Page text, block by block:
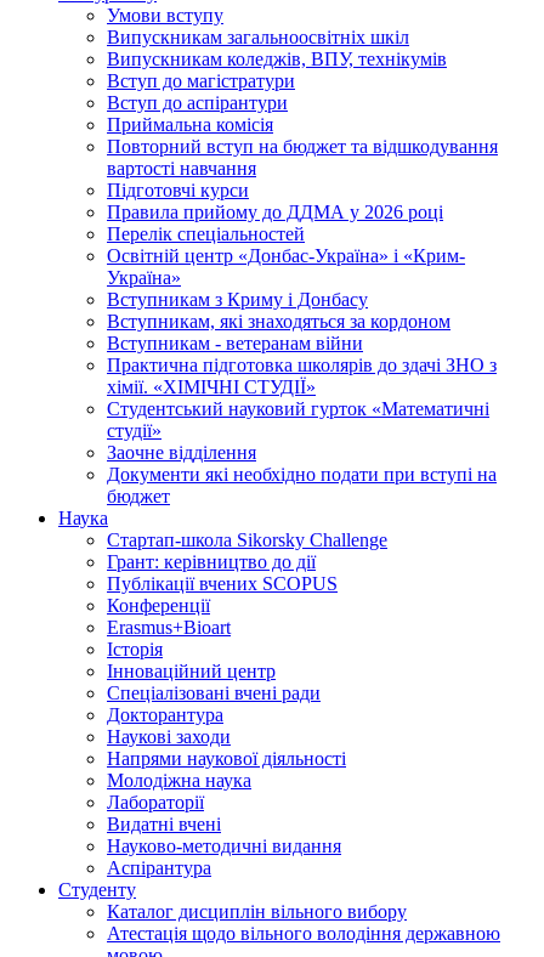
Умови вступу
Випускникам загальноосвітніх шкіл
Випускникам коледжів, ВПУ, технікумів
Вступ до магістратури
Вступ до аспірантури
Приймальна комісія
Повторний вступ на бюджет та відшкодування
вартості навчання
Підготовчі курси
Правила прийому до ДДМА у 2026 році
Перелік спеціальностей
Освітній центр «Донбас-Україна» і «Крим-
Україна»
Вступникам з Криму і Донбасу
Вступникам, які знаходяться за кордоном
Вступникам - ветеранам війни
Практична підготовка школярів до здачі ЗНО з
хімії. «ХІМІЧНІ СТУДІЇ»
Студентський науковий гурток «Математичні
студії»
Заочне відділення
Документи які необхідно подати при вступі на
бюджет
Наука
Стартап-школа Sikorsky Challenge
Грант: керівництво до дії
Публікації вчених SCOPUS
Конференції
Erasmus+Bioart
Історія
Інноваційний центр
Спеціалізовані вчені ради
Докторантура
Наукові заходи
Напрями наукової діяльності
Молодіжна наука
Лабораторії
Видатні вчені
Науково-методичні видання
Аспірантура
Студенту
Каталог дисциплін вільного вибору
Атестація щодо вільного володіння державною